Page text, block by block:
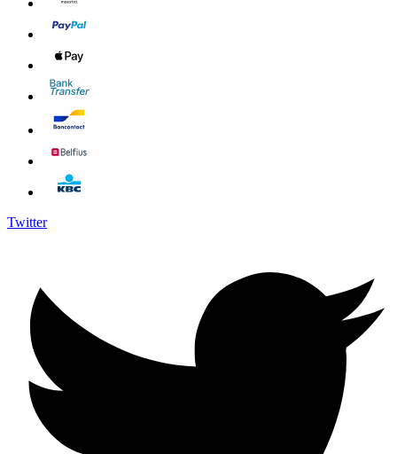
Twitter